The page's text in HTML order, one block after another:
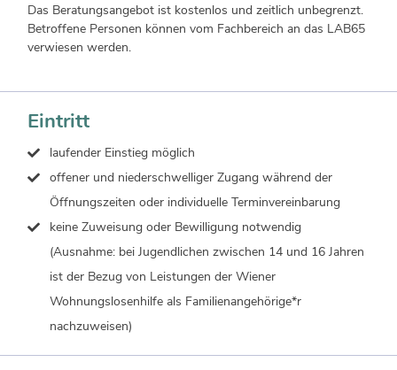
Das Beratungsangebot ist kostenlos und zeitlich unbegrenzt.
Betroffene Personen können vom Fachbereich an das LAB65
verwiesen werden.
Eintritt
laufender Einstieg möglich
offener und niederschwelliger Zugang während der
Öffnungszeiten oder individuelle Terminvereinbarung
keine Zuweisung oder Bewilligung notwendig
(Ausnahme: bei Jugendlichen zwischen 14 und 16 Jahren
ist der Bezug von Leistungen der Wiener
Wohnungslosenhilfe als Familienangehörige*r
nachzuweisen)